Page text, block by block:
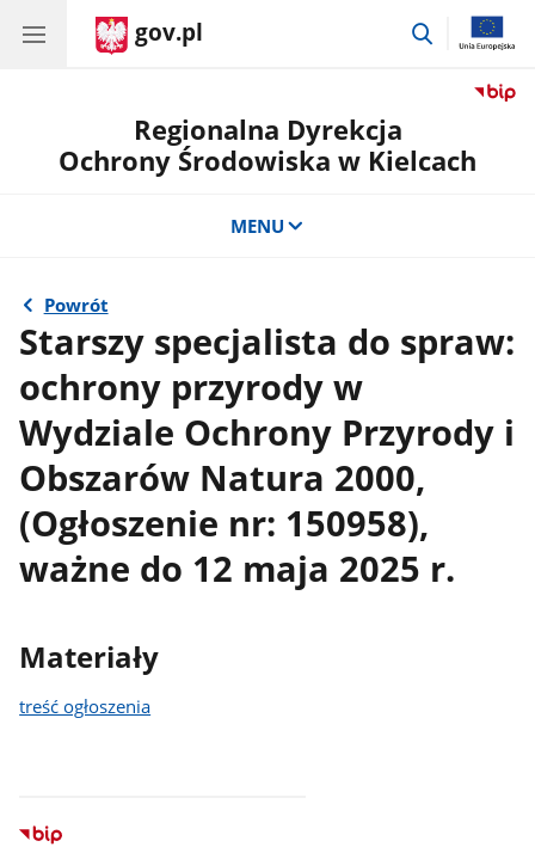
gov.pl
przejdź
Regionalna Dyrekcja
Ochrony Środowiska w Kielcach
MENU
Powrót
Starszy specjalista do spraw:
ochrony przyrody w
Wydziale Ochrony Przyrody i
Obszarów Natura 2000,
(Ogłoszenie nr: 150958),
ważne do 12 maja 2025 r.
Materiały
treść ogłoszenia